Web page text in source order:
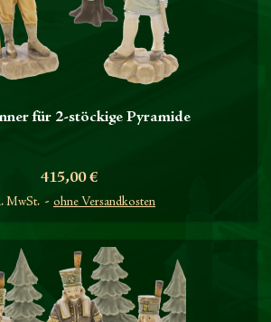
für 2-stöckige Pyramide
Preis
415,00 €
MwSt. ohne Versandkosten